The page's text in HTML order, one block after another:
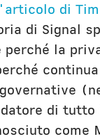
di
di Signal
la
di tutto
come